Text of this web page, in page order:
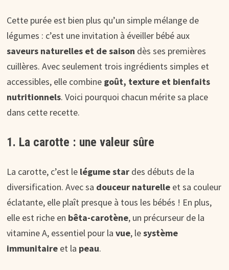
Cette purée est bien plus qu’un simple mélange de
légumes : c’est une invitation à éveiller bébé aux
saveurs naturelles et de saison dès ses premières
cuillères. Avec seulement trois ingrédients simples et
accessibles, elle combine goût, texture et bienfaits
nutritionnels. Voici pourquoi chacun mérite sa place
dans cette recette.
1. La carotte : une valeur sûre
La carotte, c’est le légume stardes débuts de la
diversification. Avec sa douceur naturelleet sa couleur
éclatante, elle plaît presque à tous les bébés ! En plus,
elle est riche en bêta-carotène, un précurseur de la
vitamine A, essentiel pour la vue, lesystème
immunitaireet la peau.